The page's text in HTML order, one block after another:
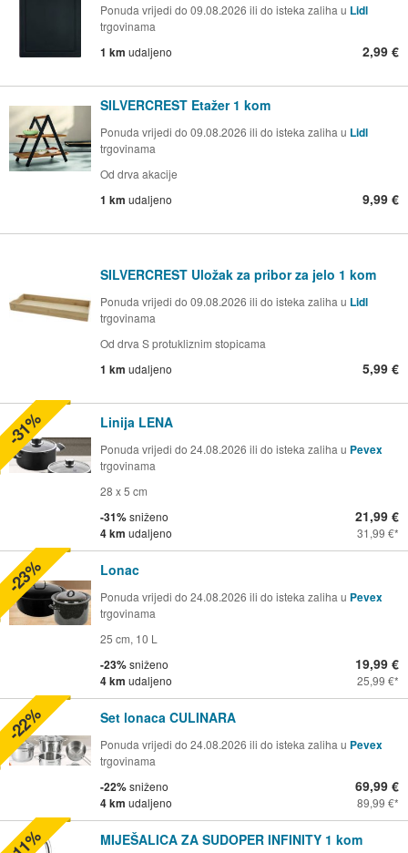
Ponuda vrijedi do 09.08.2026 ili do isteka zaliha u Lidl
trgovinama
1 km udaljeno 2,99 €
SILVERCREST Etažer 1 kom
Ponuda vrijedi do 09.08.2026 ili do isteka zaliha u Lidl
trgovinama
Od drva akacije
1 km udaljeno 9,99 €
SILVERCREST Uložak za pribor za jelo 1 kom
Ponuda vrijedi do 09.08.2026 ili do isteka zaliha u Lidl
trgovinama
Od drva S protukliznim stopicama
1 km udaljeno 5,99 €
Linija LENA
Ponuda vrijedi do 24.08.2026 ili do isteka zaliha u Pevex
trgovinama
28 x 5 cm
-31%sniženo
4 km udaljeno
21,99 €
31,99 €
-31%
Lonac
Ponuda vrijedi do 24.08.2026 ili do isteka zaliha u Pevex
trgovinama
25 cm, 10 L
-23%sniženo
4 km udaljeno
19,99 €
25,99 €
-23%
Set lonaca CULINARA
Ponuda vrijedi do 24.08.2026 ili do isteka zaliha u Pevex
trgovinama
-22%sniženo
4 km udaljeno
69,99 €
89,99 €
-22%
MIJEŠALICA ZA SUDOPER INFINITY 1 kom